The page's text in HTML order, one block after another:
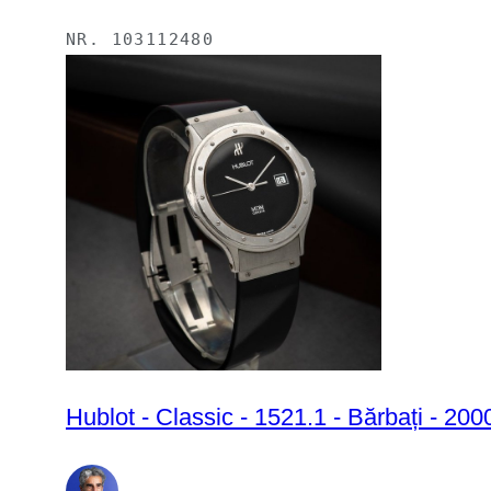
NR. 103112480
Hublot - Classic - 1521.1 - Bărbați -